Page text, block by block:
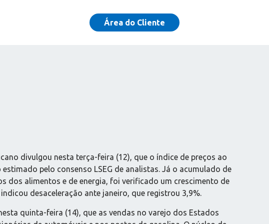
Área do Cliente
divulgou nesta terça-feira (12), que o índice de preços ao
pelo consenso LSEG de analistas. Já o acumulado de
dos alimentos e de energia, foi verificado um crescimento de
desaceleração ante janeiro, que registrou 3,9%.
quinta-feira (14), que as vendas no varejo dos Estados